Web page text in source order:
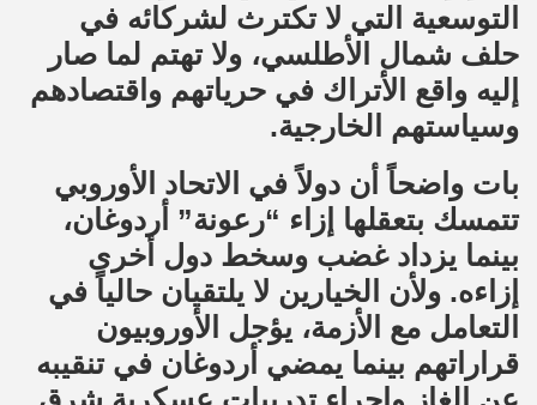
التوسعية التي لا تكترث لشركائه في
حلف شمال الأطلسي، ولا تهتم لما صار
إليه واقع الأتراك في حرياتهم واقتصادهم
وسياستهم الخارجية.
بات واضحاً أن دولاً في الاتحاد الأوروبي
تتمسك بتعقلها إزاء “رعونة” أردوغان،
بينما يزداد غضب وسخط دول أخرى
إزاءه. ولأن الخيارين لا يلتقيان حالياً في
التعامل مع الأزمة، يؤجل الأوروبيون
قراراتهم بينما يمضي أردوغان في تنقيبه